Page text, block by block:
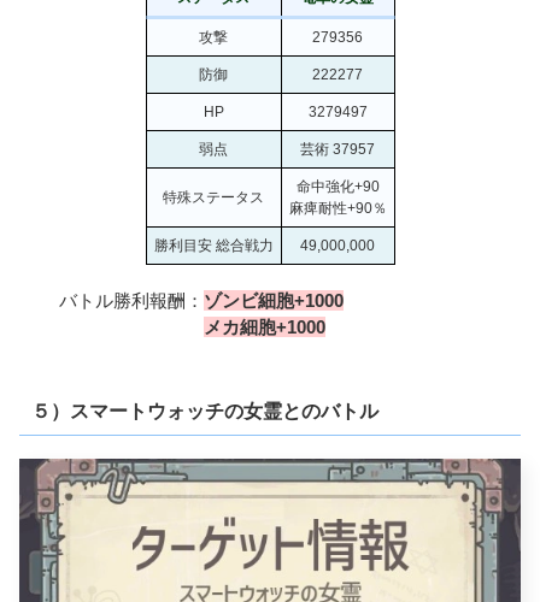
攻撃 279356
防御 222277
HP 3279497
弱点 芸術 37957
特殊ステータス
命中強化+90
麻痺耐性+90％
勝利目安 総合戦力 49,000,000
バトル勝利報酬： ゾンビ細胞+1000
メカ細胞+1000
５）スマートウォッチの女霊とのバトル